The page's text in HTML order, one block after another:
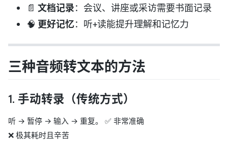
📄 文档记录：会议、讲座或采访需要书面记录
🧠 更好记忆：听+读能提升理解和记忆力
三种音频转文本的方法
1. 手动转录 （传统方式）
听 → 暂停 → 输入 → 重复。 ✅ 非常准确
❌ 极其耗时且辛苦